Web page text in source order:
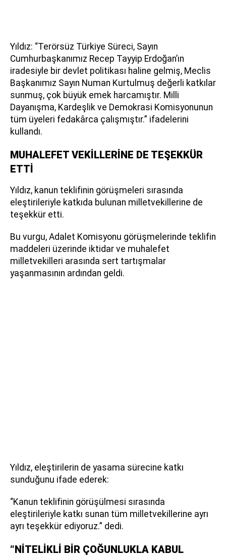
Yıldız: “Terörsüz Türkiye Süreci, Sayın
Cumhurbaşkanımız Recep Tayyip Erdoğan’ın
iradesiyle bir devlet politikası haline gelmiş, Meclis
Başkanımız Sayın Numan Kurtulmuş değerli katkılar
sunmuş, çok büyük emek harcamıştır. Milli
Dayanışma, Kardeşlik ve Demokrasi Komisyonunun
tüm üyeleri fedakârca çalışmıştır.” ifadelerini
kullandı.
MUHALEFET VEKİLLERİNE DE TEŞEKKÜR
ETTİ
Yıldız, kanun teklifinin görüşmeleri sırasında
eleştirileriyle katkıda bulunan milletvekillerine de
teşekkür etti.
Bu vurgu, Adalet Komisyonu görüşmelerinde teklifin
maddeleri üzerinde iktidar ve muhalefet
milletvekilleri arasında sert tartışmalar
yaşanmasının ardından geldi.
Yıldız, eleştirilerin de yasama sürecine katkı
sunduğunu ifade ederek:
“Kanun teklifinin görüşülmesi sırasında
eleştirileriyle katkı sunan tüm milletvekillerine ayrı
ayrı teşekkür ediyoruz.” dedi.
“NİTELİKLİ BİR ÇOĞUNLUKLA KABUL